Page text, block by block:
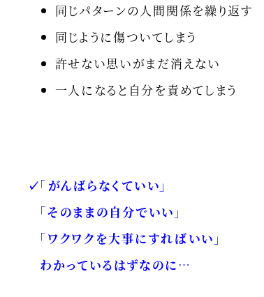
同じパターンの人間関係を繰り返す
同じように傷ついてしまう
許せない思いがまだ消えない
一人になると自分を責めてしまう
✓「がんばらなくていい」
「そのままの自分でいい」
「ワクワクを大事にすればいい」
わかっているはずなのに…